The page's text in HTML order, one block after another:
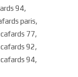
94,
paris,
77,
92,
94,